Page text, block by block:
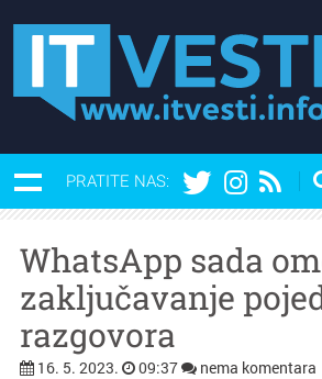
PRATITE NAS:
WhatsApp sada
zaključavanje
razgovora
16. 5. 2023. 09:37 nema komentara